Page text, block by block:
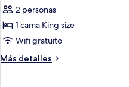
Habitación
Premium,
1
cama
King
2 personas
1 cama King size
Wifi gratuito
Más detalles
Más